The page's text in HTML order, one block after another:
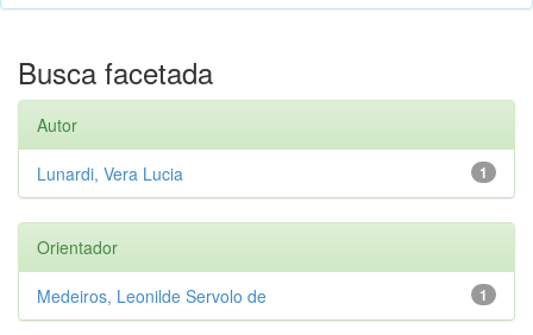
Busca facetada
Autor
1
Lunardi, Vera Lucia
Orientador
1
Medeiros, Leonilde Servolo de